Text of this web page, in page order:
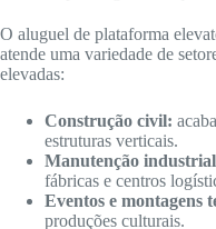
O aluguel de plataforma
atende uma variedade de
elevadas:
Construção civil:
estruturas verticais.
Manutenção
fábricas e centros
Eventos e montagens
produções culturais.